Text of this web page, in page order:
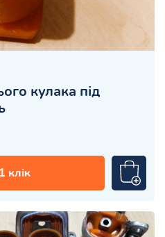
кулака під
клік